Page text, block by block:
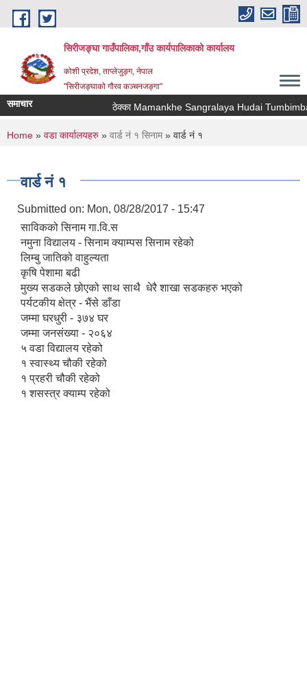
Skip to main content
सिरीजङ्घा गाउँपालिका,गाँउ कार्यपालिकाको कार्यालय
कोशी प्रदेश, ताप्लेजुङ्ग, नेपाल
"सिरीजङ्घाको गौरव कञ्चनजङ्गा"
समाचार ठेक्का Mamankhe Sangralaya Hudai Tumbimba
You are here
Home » वडा कार्यालयहरु » वार्ड नं १ सिनाम» वार्ड नं १
वार्ड नं १
Submitted on: Mon, 08/28/2017 - 15:47
साविकको सिनाम गा.वि.स
नमुना विद्यालय - सिनाम क्याम्पस सिनाम रहेको
लिम्बु जातिको वाहुल्यता
कृषि पेशामा बढी
मुख्य सडकले छोएको साथ साथै धेरै शाखा सडकहरु भएको
पर्यटकीय क्षेत्र - भैंसे डाँडा
जम्मा घरधुरी - ३७४ घर
जम्मा जनसंख्या - २०६४
५ वडा विद्यालय रहेको
१ स्वास्थ्य चौकी रहेको
१ प्रहरी चौकी रहेको
१ शसस्त्र क्याम्प रहेको